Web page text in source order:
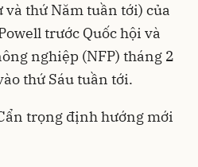
thứ Năm tuần tới) của
trước Quốc hội và
nghiệp (NFP) tháng 2
thứ Sáu tuần tới.
trọng định hướng mới